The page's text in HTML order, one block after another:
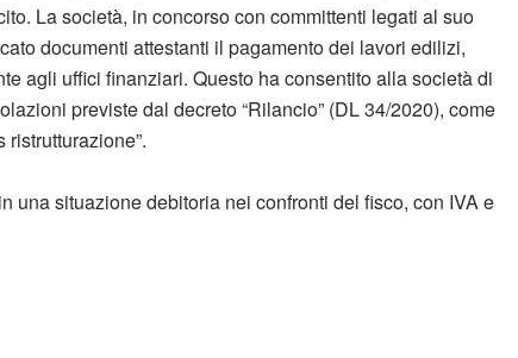
La società, in concorso con committenti legati al suo
documenti attestanti il pagamento dei lavori edilizi,
agli uffici finanziari. Questo ha consentito alla società di
previste dal decreto “Rilancio” (DL 34/2020), come
ristrutturazione”.
una situazione debitoria nei confronti del fisco, con IVA e